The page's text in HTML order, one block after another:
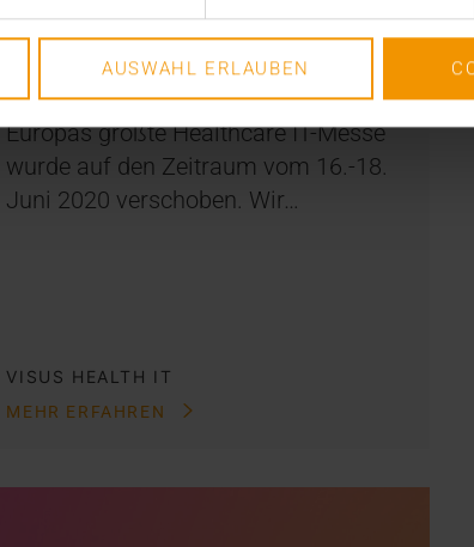
AUSWAHL ERLAUBEN
DMEA nur digital!
17.03.2020
Europas größte Healthcare IT-Messe
wurde auf den Zeitraum vom 16.-18.
Juni 2020 verschoben. Wir…
VISUS HEALTH IT
MEHR ERFAHREN